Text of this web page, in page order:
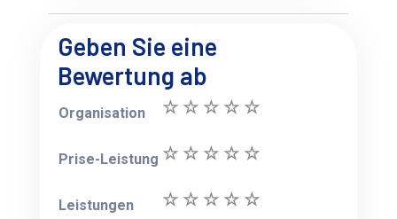
Geben Sie eine
Bewertung ab
Organisation
Prise-Leistung
Leistungen